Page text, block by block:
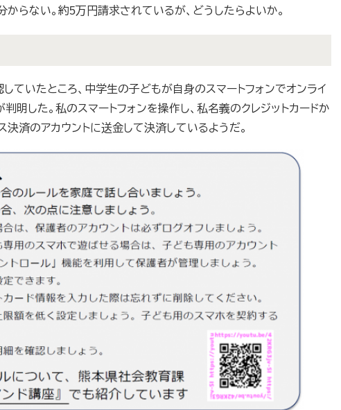
らない。約5万円請求されているが、どうしたらよいか。
ていたところ、中学生の子どもが自身のスマートフォンでオンライ
明した。私のスマートフォンを操作し、私名義のクレジットカードか
決済のアカウントに送金して決済しているようだ。